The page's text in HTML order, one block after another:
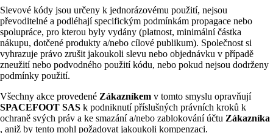
Slevové kódy jsou určeny k jednorázovému použití, nejsou
převoditelné a podléhají specifickým podmínkám propagace nebo
spolupráce, pro kterou byly vydány (platnost, minimální částka
nákupu, dotčené produkty a/nebo cílové publikum). Společnost si
vyhrazuje právo zrušit jakoukoli slevu nebo objednávku v případě
zneužití nebo podvodného použití kódu, nebo pokud nejsou dodrženy
podmínky použití.
Všechny akce provedené Zákazníkem v tomto smyslu opravňují
SPACEFOOT SAS k podniknutí příslušných právních kroků k
ochraně svých práv a ke smazání a/nebo zablokování účtu Zákazníka
, aniž by tento mohl požadovat jakoukoli kompenzaci.